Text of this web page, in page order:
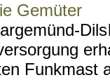
Gemüter
Dils
Funkmast